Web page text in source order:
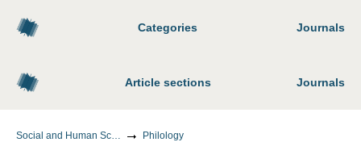
Categories Journals
Article sections Journals
Social and Human Sciences Philology